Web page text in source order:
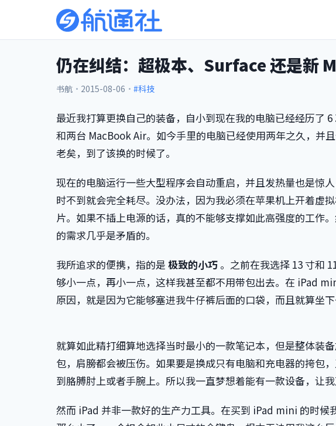
仍在纠结：超极本、Surface 还是新
书航 · 2015-08-06 · #科技
最近我打算更换自己的装备，自小到现在我的电脑已经经历了
和两台 MacBook Air。如今手里的电脑已经使用两年之久，并
老矣，到了该换的时候了。
现在的电脑运行一些大型程序会自动重启，并且发热量也是惊
时不到就会完全耗尽。没办法，因为我必须在苹果机上开着虚
片。如果不插上电源的话，真的不能够支撑如此高强度的工作
的需求几乎是矛盾的。
我所追求的便携，指的是 极致的小巧 。之前在我选择 13 寸和
够小一点，再小一点，这样我甚至都不用带包出去。在 iPad
原因，就是因为它能够塞进我牛仔裤后面的口袋，而且就算坐下
就算如此精打细算地选择当时最小的一款笔记本，但是整体装
包，肩膀都会被压伤。如果要是换成只有电脑和充电器的挎包
到胳膊肘上或者手腕上。所以我一直梦想着能有一款设备，让我
然而 iPad 并非一款好的生产力工具。在买到 iPad mini 的时